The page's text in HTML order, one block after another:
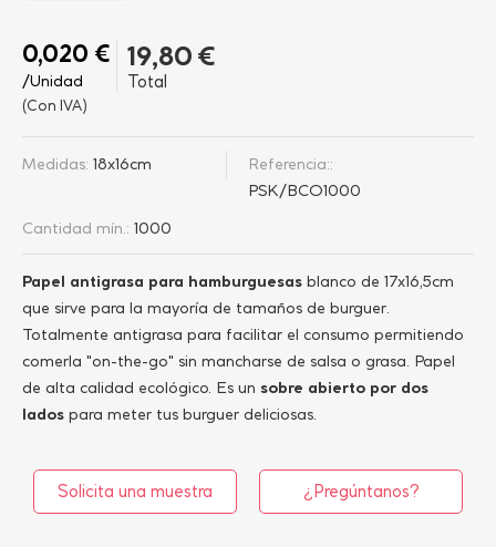
0,020 €
/Unidad
(Con IVA)
19,80 €
Total
Papel antigrasa para hamburguesas blanco de 17x16,5cm
que sirve para la mayoría de tamaños de burguer.
Totalmente antigrasa para facilitar el consumo permitiendo
comerla "on-the-go" sin mancharse de salsa o grasa. Papel
de alta calidad ecológico. Es un sobre abierto por dos
lados para meter tus burguer deliciosas.
Medidas: 18x16cm
Referencia::
PSK/BCO1000
Cantidad mín.: 1000
Solicita una muestra ¿Pregúntanos?